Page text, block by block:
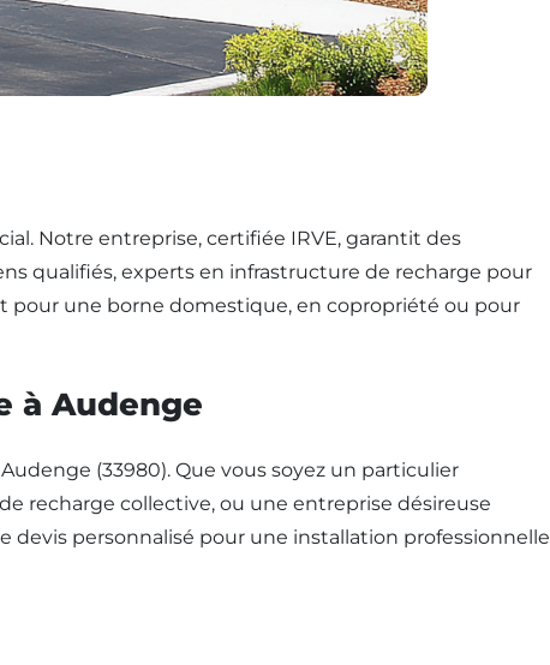
Notre entreprise, certifiée IRVE, garantit des
qualifiés, experts en infrastructure de recharge pour
pour une borne domestique, en copropriété ou pour
à Audenge
(33980). Que vous soyez un particulier
recharge collective, ou une entreprise désireuse
devis personnalisé pour une installation professionnelle